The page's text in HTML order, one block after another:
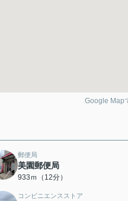
Google Map
郵便局
美園郵便局
933ｍ（12分）
コンビニエンスストア